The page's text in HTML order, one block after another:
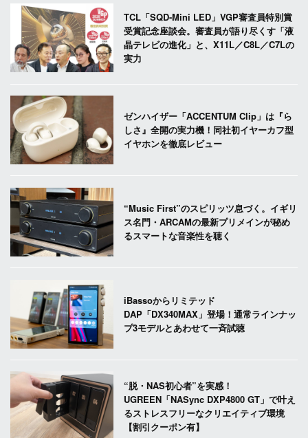
TCL「SQD-Mini LED」VGP審査員特別賞
受賞記念座談会。審査員が語り尽くす「液
晶テレビの進化」と、X11L／C8L／C7Lの
実力
ゼンハイザー「ACCENTUM Clip」は『ら
しさ』全開の実力機！同社初イヤーカフ型
イヤホンを徹底レビュー
“Music First”のスピリッツ息づく。イギリ
ス名門・ARCAMの最新プリメインが秘め
るスマートな音楽性を聴く
iBassoからリミテッド
DAP「DX340MAX」登場！通常ラインナッ
プ3モデルとあわせて一斉試聴
“脱・NAS初心者”を実感！
UGREEN「NASync DXP4800 GT」で叶え
るストレスフリーなクリエイティブ環境
【割引クーポン有】